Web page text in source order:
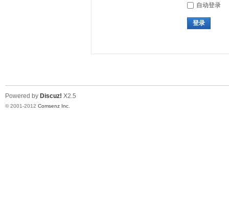
自动登录
登录
Powered by Discuz! X2.5
© 2001-2012 Comsenz Inc.